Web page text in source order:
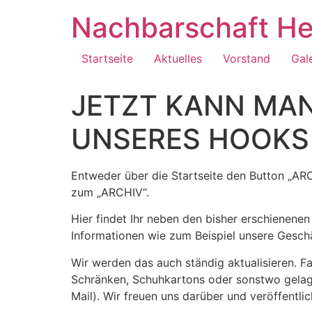
Nachbarschaft
Startseite Aktuelles Vorstand
JETZT KANN
UNSERES
Entweder über die Startseite den Button
zum „ARCHIV“.
Hier findet Ihr neben den bisher
Informationen wie zum Beispiel unsere
Wir werden das auch ständig aktualisieren.
Schränken, Schuhkartons oder sonstwo
Mail). Wir freuen uns darüber und